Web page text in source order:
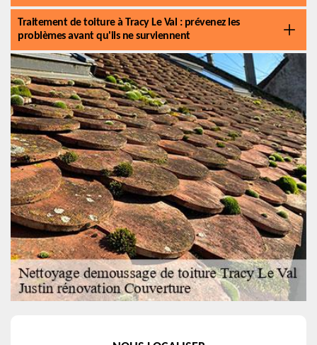
Traitement de toiture à Tracy Le Val : prévenez les
problèmes avant qu'ils ne surviennent